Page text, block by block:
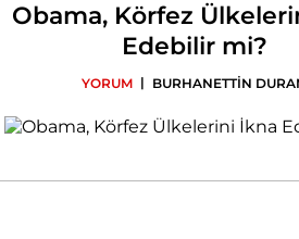
Obama, Körfez
Edebilir mi?
YORUM | BURHANETTİN